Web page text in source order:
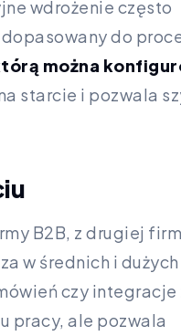
wdrożenie często
do
można
starcie i pozwala
B2B, z drugiej
w średnich i dużych
czy integracje
pracy, ale pozwala